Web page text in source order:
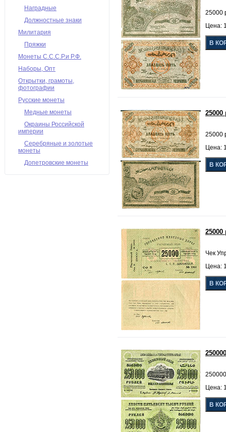
Наградные
Должностные знаки
Милитария
Пряжки
Монеты С.С.С.Р.и Р.Ф.
Наборы, Опт
Открытки, грамоты,
фотографии
Русские монеты
Медные монеты
Окраины Российской
империи
Серебряные и золотые
монеты
Допетровские монеты
25000
Цена:
25000
25000
Цена:
25000
Чек
Цена:
Цена: